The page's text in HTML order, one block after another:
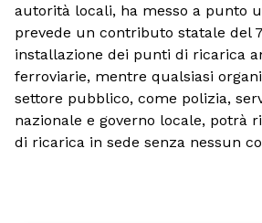
autorità locali, ha messo a punto
prevede un contributo statale del
installazione dei punti di ricarica
ferroviarie, mentre qualsiasi
settore pubblico, come polizia,
nazionale e governo locale, potrà
di ricarica in sede senza nessun